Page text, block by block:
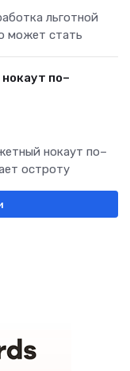
льготной
может стать
по–
нокаут по–
остроту